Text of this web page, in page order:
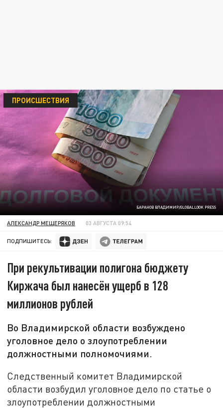
БАРАНОВ ВЛАДИМИР/GLOBALLOOK PRESS
ПРОИСШЕСТВИЯ
АЛЕКСАНДР МЕЩЕРЯКОВ 03 АВГУСТА 09:54
ПОДПИШИТЕСЬ:
При рекультивации полигона бюджету
Киржача был нанесён ущерб в 128
миллионов рублей
Во Владимирской области возбуждено
уголовное дело о злоупотреблении
должностными полномочиями.
Следственный комитет Владимирской
области возбудил уголовное дело по статье о
злоупотреблении должностными